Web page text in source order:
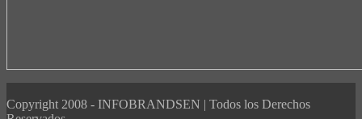
Copyright 2008 - INFOBRANDSEN | Todos los Derechos